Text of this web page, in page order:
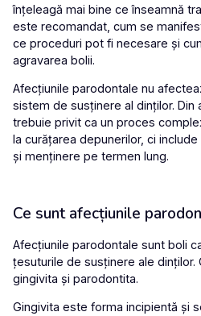
înțeleagă mai bine ce înseamnă
este recomandat, cum se
ce proceduri pot fi necesare și
agravarea bolii.
Afecțiunile parodontale nu
sistem de susținere al dinților. Din
trebuie privit ca un proces
la curățarea depunerilor, ci
și menținere pe termen lung.
Ce sunt afecțiunile
Afecțiunile parodontale sunt boli
țesuturile de susținere ale
gingivita și parodontita.
Gingivita este forma incipientă și